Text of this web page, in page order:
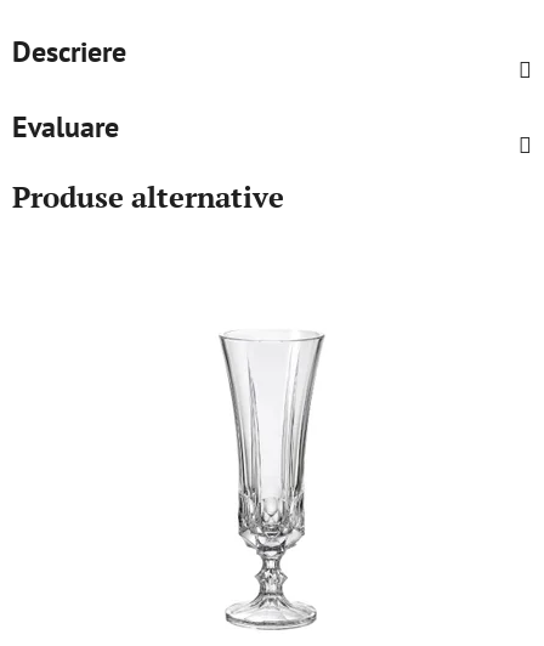
Descriere
Evaluare
Produse alternative